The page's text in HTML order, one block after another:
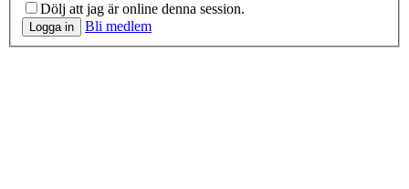
Dölj att jag är online denna session.
Bli medlem